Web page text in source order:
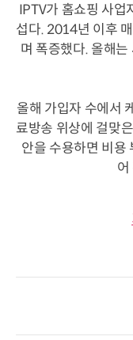
IPTV가 홈쇼핑 사업
섭다. 2014년 이후
며 폭증했다. 올해
올해 가입자 수에서
료방송 위상에 걸맞
안을 수용하면 비용
어